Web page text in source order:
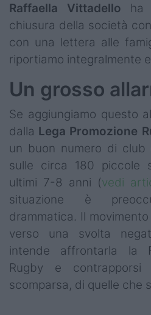
Raffaella Vittadello ha
chiusura della società
con una lettera alle
riportiamo integralmente
Un grosso
Se aggiungiamo questo
dalla Lega Promozione
un buon numero di club
sulle circa 180 piccole
ultimi 7-8 anni (vedi
situazione è
drammatica. Il
verso una svolta
intende affrontarla la
Rugby e
scomparsa, di quelle che